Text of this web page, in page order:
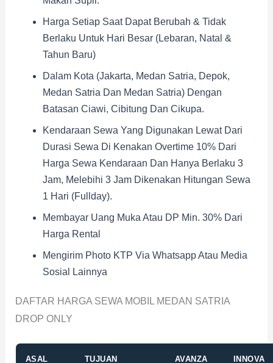
Harga Setiap Saat Dapat Berubah & Tidak
Berlaku Untuk Hari Besar (Lebaran, Natal &
Tahun Baru)
Dalam Kota (Jakarta, Medan Satria, Depok,
Medan Satria Dan Medan Satria) Dengan
Batasan Ciawi, Cibitung Dan Cikupa.
Kendaraan Sewa Yang Digunakan Lewat Dari
Durasi Sewa Di Kenakan Overtime 10% Dari
Harga Sewa Kendaraan Dan Hanya Berlaku 3
Jam, Melebihi 3 Jam Dikenakan Hitungan Sewa
1 Hari (fullday).
Membayar Uang Muka Atau DP Min. 30% Dari
Harga Rental
Mengirim Photo KTP Via Whatsapp Atau Media
Sosial Lainnya
DAFTAR HARGA SEWA MOBIL MEDAN SATRIA
DROP ONLY
ASAL TUJUAN AVANZA INNOVA